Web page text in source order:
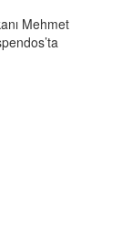
Mehmet